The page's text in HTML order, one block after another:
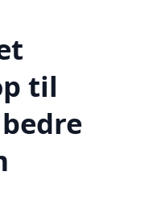
til